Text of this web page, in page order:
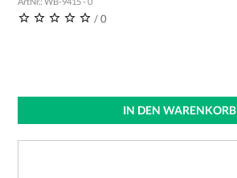
/ 0
IN DEN WARENKORB